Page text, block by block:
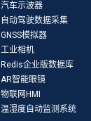
汽车示波器
自动驾驶数据采集
GNSS模拟器
工业相机
Redis企业版数据库
AR智能眼镜
物联网HMI
温湿度自动监测系统